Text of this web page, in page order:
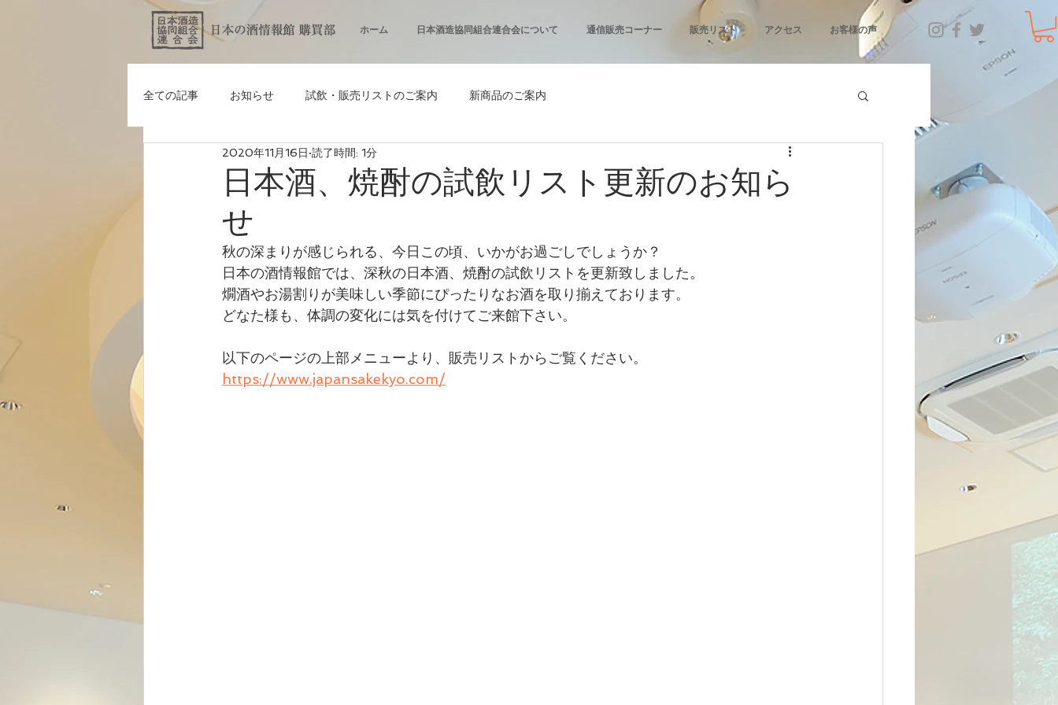
ホーム 日本酒造協同組合連合会について 通信販売コーナー 販売リスト アクセス お客様の声
全ての記事 お知らせ 試飲・販売リストのご案内 新商品のご案内
日本酒、焼酎の試飲リスト更新のお知ら
せ
2020年11月16日 読了時間: 1分
秋の深まりが感じられる、今日この頃、いかがお過ごしでしょうか？
日本の酒情報館では、深秋の日本酒、焼酎の試飲リストを更新致しました。
燗酒やお湯割りが美味しい季節にぴったりなお酒を取り揃えております。
どなた様も、体調の変化には気を付けてご来館下さい。
以下のページの上部メニューより、販売リストからご覧ください。
https://www.japansakekyo.com/